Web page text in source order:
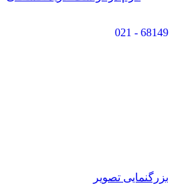
68149 - 021
بزرگنمایی تصویر